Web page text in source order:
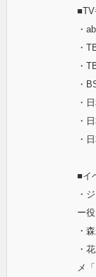
■TV
・
・
・
・
・
・
・
■イ
・
ー役
・
・
メ